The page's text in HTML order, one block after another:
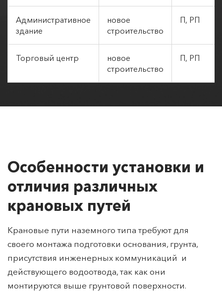
Административное
здание
новое
строительство
П, РП
Торговый центр
новое
строительство
П, РП
Особенности установки и
отличия различных
крановых путей
Крановые пути наземного типа требуют для
своего монтажа подготовки основания, грунта,
присутствия инженерных коммуникаций и
действующего водоотвода, так как они
монтируются выше грунтовой поверхности.